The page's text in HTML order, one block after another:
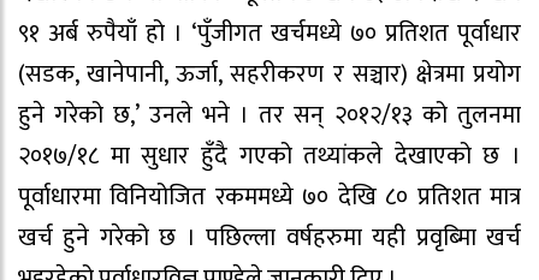
९१ अर्ब रुपैयाँ हो । ‘पुँजीगत खर्चमध्ये ७० प्रतिशत पूर्वाधार
(सडक, खानेपानी, ऊर्जा, सहरीकरण र सञ्चार) क्षेत्रमा प्रयोग
हुने गरेको छ,’ उनले भने । तर सन् २०१२/१३ को तुलनमा
२०१७/१८ मा सुधार हुँदै गएको तथ्यांकले देखाएको छ ।
पूर्वाधारमा विनियोजित रकममध्ये ७० देखि ८० प्रतिशत मात्र
खर्च हुने गरेको छ । पछिल्ला वर्षहरुमा यही प्रवृब्मिा खर्च